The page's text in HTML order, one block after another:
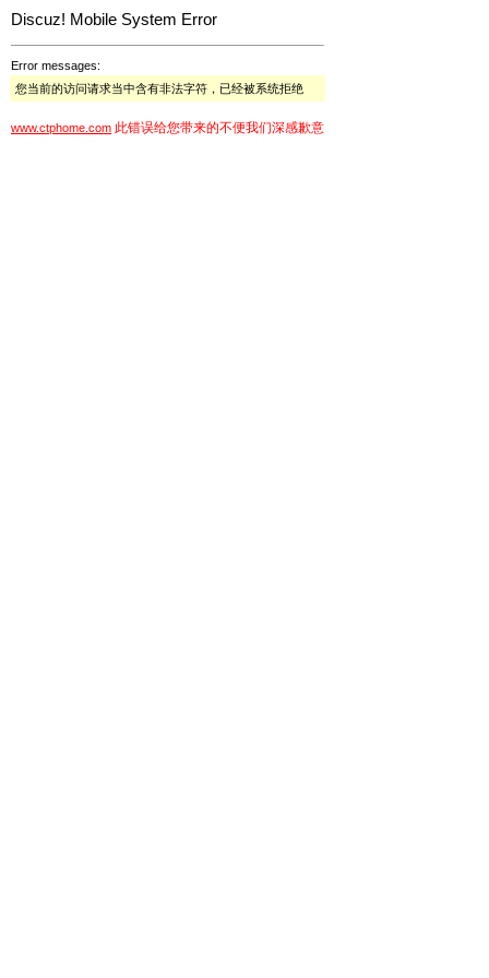
Discuz! Mobile System Error
Error messages:
您当前的访问请求当中含有非法字符，已经被系统拒绝
www.ctphome.com 此错误给您带来的不便我们深感歉意